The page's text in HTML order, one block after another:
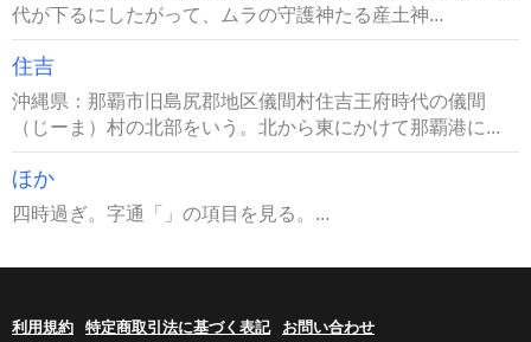
代が下るにしたがって、ムラの守護神たる産土神...
住吉
沖縄県：那覇市旧島尻郡地区儀間村住吉王府時代の儀間
（じーま）村の北部をいう。北から東にかけて那覇港に...
ほか
四時過ぎ。字通「」の項目を見る。...
利用規約 特定商取引法に基づく表記 お問い合わせ